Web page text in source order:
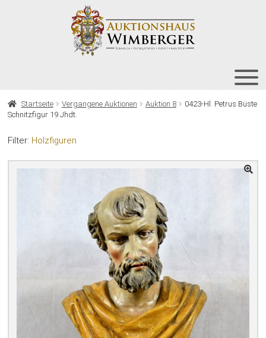
HOME
Startseite Vergangene Auktionen Auktion 8
0423-Hl. Petrus Büste
Schnitzfigur 19 Jhdt.
Filter: Holzfiguren